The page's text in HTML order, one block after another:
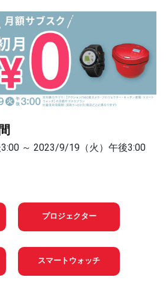
～ 2023/9/19（火）午後3:00
プロジェクター
スマートウォッチ